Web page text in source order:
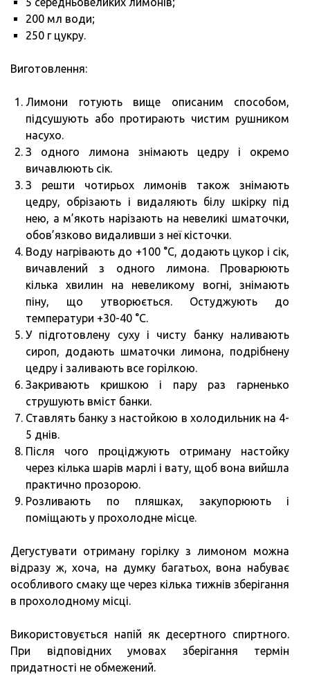
200 мл води;
250 г цукру.
Виготовлення:
Лимони готують вище описаним способом,
підсушують або протирають чистим рушником
насухо.
З одного лимона знімають цедру і окремо
вичавлюють сік.
З решти чотирьох лимонів також знімають
цедру, обрізають і видаляють білу шкірку під
нею, а м’якоть нарізають на невеликі шматочки,
обов’язково видаливши з неї кісточки.
Воду нагрівають до +100 °C, додають цукор і сік,
вичавлений з одного лимона. Проварюють
кілька хвилин на невеликому вогні, знімають
піну, що утворюється. Остуджують до
температури +30-40 °C.
У підготовлену суху і чисту банку наливають
сироп, додають шматочки лимона, подрібнену
цедру і заливають все горілкою.
Закривають кришкою і пару раз гарненько
струшують вміст банки.
Ставлять банку з настойкою в холодильник на 4-
5 днів.
Після чого проціджують отриману настойку
через кілька шарів марлі і вату, щоб вона вийшла
практично прозорою.
Розливають по пляшках, закупорюють і
поміщають у прохолодне місце.
Дегустувати отриману горілку з лимоном можна
відразу ж, хоча, на думку багатьох, вона набуває
особливого смаку ще через кілька тижнів зберігання
в прохолодному місці.
Використовується напій як десертного спиртного.
При відповідних умовах зберігання термін
придатності не обмежений.